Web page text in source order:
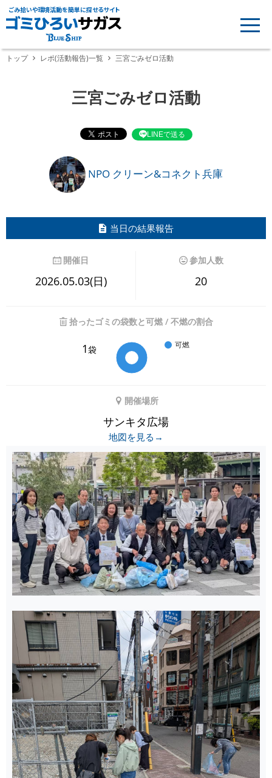
ごみ拾いや環境活動を簡単に探せるサイト
トップ レポ(活動報告)一覧 三宮ごみゼロ活動
三宮ごみゼロ活動
LINEで送る
NPO クリーン&コネクト兵庫
当日の結果報告
開催日
2026.05.03(日)
参加人数
20
拾ったゴミの袋数と可燃 / 不燃の割合
1袋 可燃
開催場所
サンキタ広場
地図を見る→